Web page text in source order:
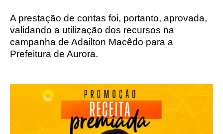
A prestação de contas foi, portanto, aprovada,
validando a utilização dos recursos na
campanha de Adailton Macêdo para a
Prefeitura de Aurora.